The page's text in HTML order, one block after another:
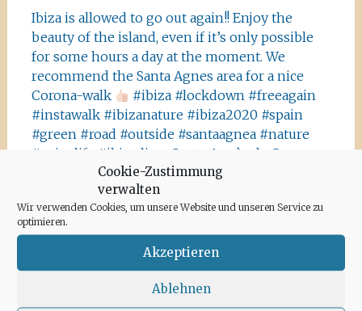
Cookie-Zustimmung
verwalten
Wir verwenden Cookies, um unsere Website und unseren Service zu
optimieren.
Akzeptieren
Ablehnen
Ibiza is allowed to go out again!! Enjoy the
beauty of the island, even if it’s only possible
for some hours a day at the moment. We
recommend the Santa Agnes area for a nice
Corona-walk
#ibiza #lockdown #freeagain
#instawalk #ibizanature #ibiza2020 #spain
#green #road #outside #santaagnea #nature
#enjoylife #ibizadiary, Santa Agnès de Corona
Archiv